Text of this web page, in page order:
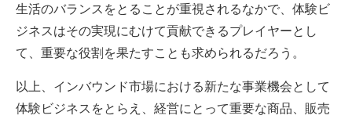
生活のバランスをとることが重視されるなかで、体験ビ
ジネスはその実現にむけて貢献できるプレイヤーとし
て、重要な役割を果たすことも求められるだろう。
以上、インバウンド市場における新たな事業機会として
体験ビジネスをとらえ、経営にとって重要な商品、販売